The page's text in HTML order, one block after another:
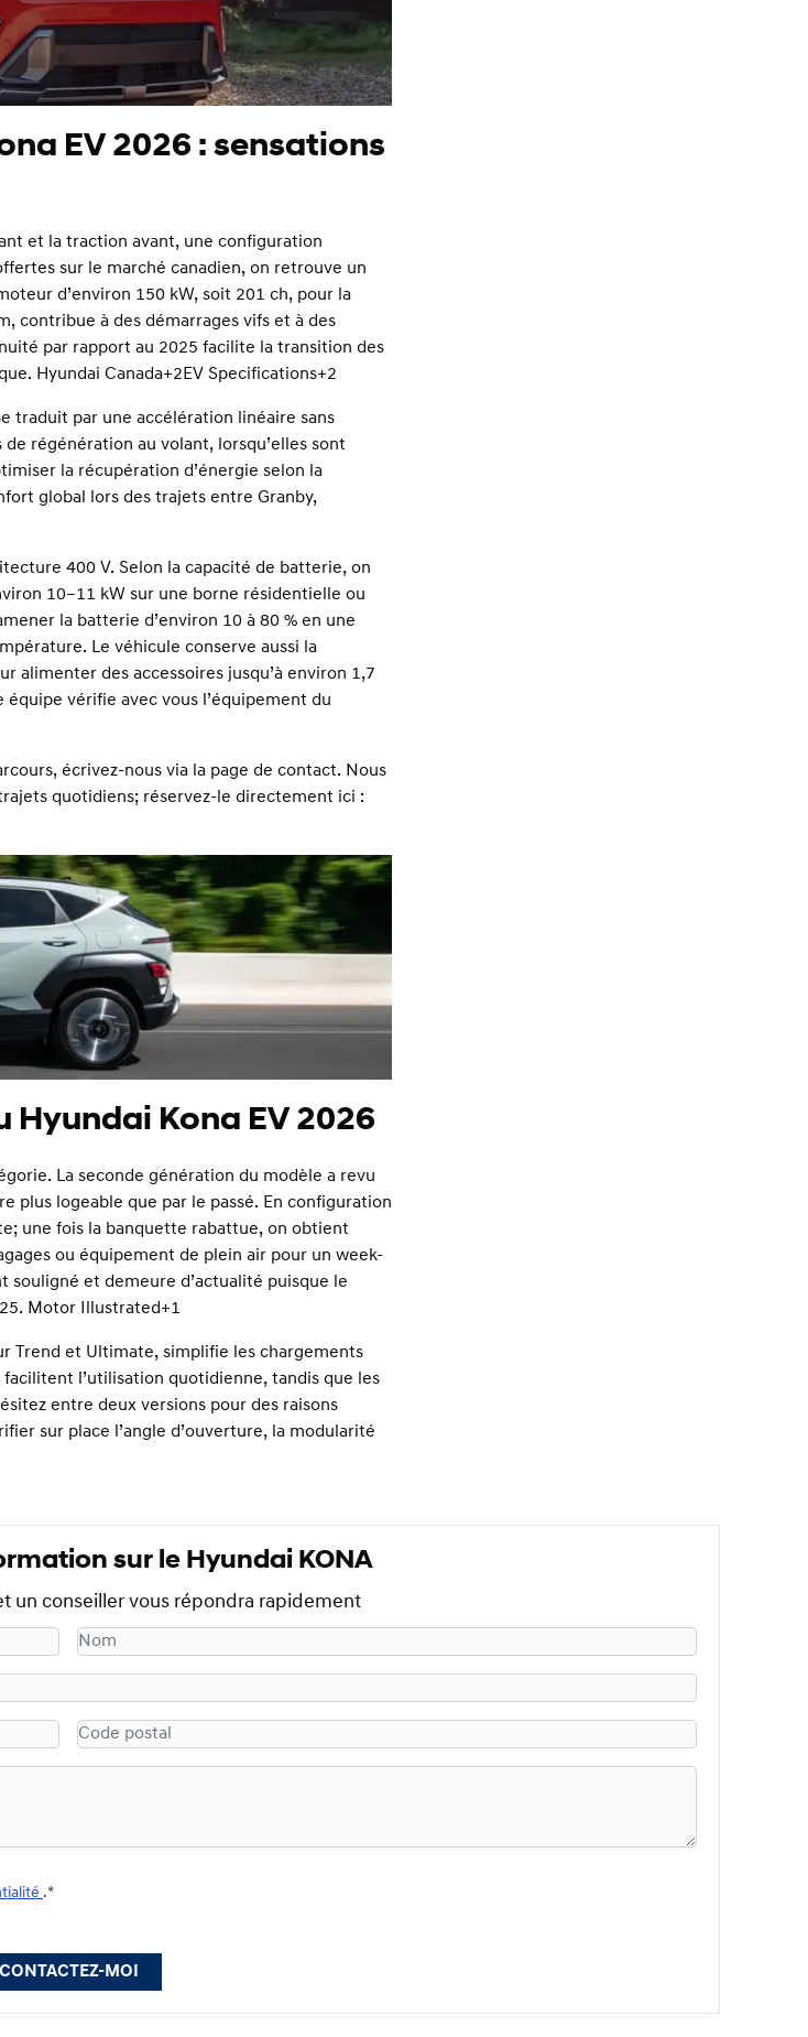
EV 2026 : sensations
et la traction avant, une configuration
sur le marché canadien, on retrouve un
d’environ 150 kW, soit 201 ch, pour la
contribue à des démarrages vifs et à des
par rapport au 2025 facilite la transition des
Hyundai Canada+2EV Specifications+2
traduit par une accélération linéaire sans
régénération au volant, lorsqu’elles sont
la récupération d’énergie selon la
global lors des trajets entre Granby,
400 V. Selon la capacité de batterie, on
10–11 kW sur une borne résidentielle ou
la batterie d’environ 10 à 80 % en une
Le véhicule conserve aussi la
alimenter des accessoires jusqu’à environ 1,7
vérifie avec vous l’équipement du
écrivez-nous via la page de contact. Nous
quotidiens; réservez-le directement ici :
Kona EV 2026
La seconde génération du modèle a revu
plus logeable que par le passé. En configuration
une fois la banquette rabattue, on obtient
ou équipement de plein air pour un week-
souligné et demeure d’actualité puisque le
Motor Illustrated+1
Trend et Ultimate, simplifie les chargements
facilitent l’utilisation quotidienne, tandis que les
entre deux versions pour des raisons
sur place l’angle d’ouverture, la modularité
sur le Hyundai KONA
un conseiller vous répondra rapidement
.*
CONTACTEZ-MOI